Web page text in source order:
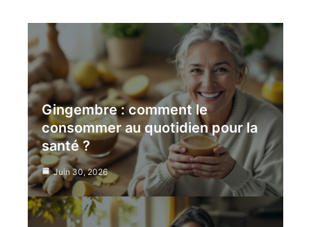
Gingembre : comment le
consommer au quotidien pour la
santé ?
Juin 30, 2026